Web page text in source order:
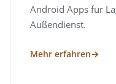
Android Apps für
Außendienst.
Mehr erfahren